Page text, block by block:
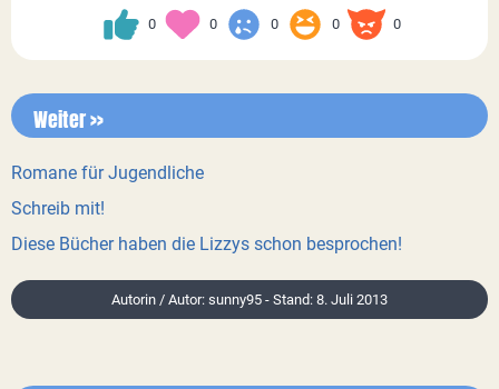
0 0 0 0 0
Weiter >>
Romane für Jugendliche
Schreib mit!
Diese Bücher haben die Lizzys schon besprochen!
Autorin / Autor: sunny95 - Stand: 8. Juli 2013